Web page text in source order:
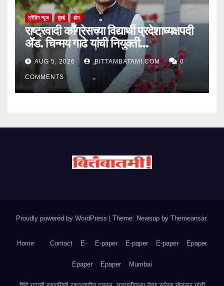
ट्रेंडिंग न्यूज मुंबई होम
राष्ट्रवादी काँग्रेसच्या विद्यार्थी प्रदेशाध्यक्षपदी
ॲड. चिन्मय गाढे यांची नियुक्ती…
AUG 5, 2026 BITTAMBATAMI.COM 0
COMMENTS
Proudly powered by WordPress Theme: Newsup by Themeansar.
Home Contact E- E-paper E-paper E-paper Epaper
Epaper Epaper Mumbai